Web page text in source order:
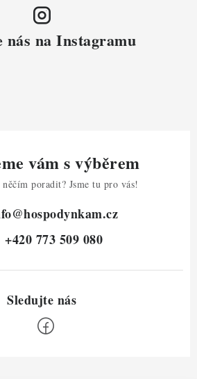
nás na Instagramu
vám s výběrem
poradit? Jsme tu pro vás!
@hospodynkam.cz
+420 773 509 080